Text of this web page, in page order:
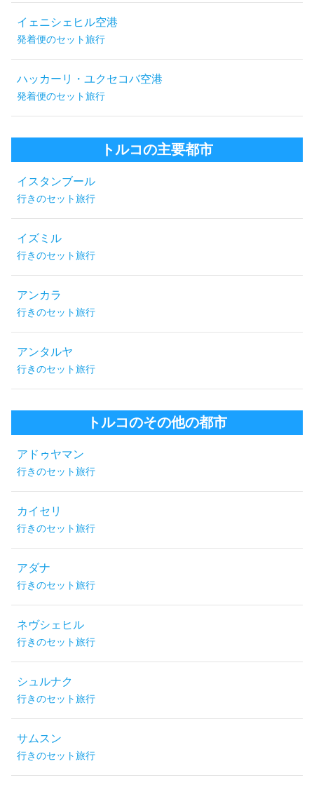
イェニシェヒル空港
発着便のセット旅行
ハッカーリ・ユクセコバ空港
発着便のセット旅行
トルコの主要都市
イスタンブール
行きのセット旅行
イズミル
行きのセット旅行
アンカラ
行きのセット旅行
アンタルヤ
行きのセット旅行
トルコのその他の都市
アドゥヤマン
行きのセット旅行
カイセリ
行きのセット旅行
アダナ
行きのセット旅行
ネヴシェヒル
行きのセット旅行
シュルナク
行きのセット旅行
サムスン
行きのセット旅行